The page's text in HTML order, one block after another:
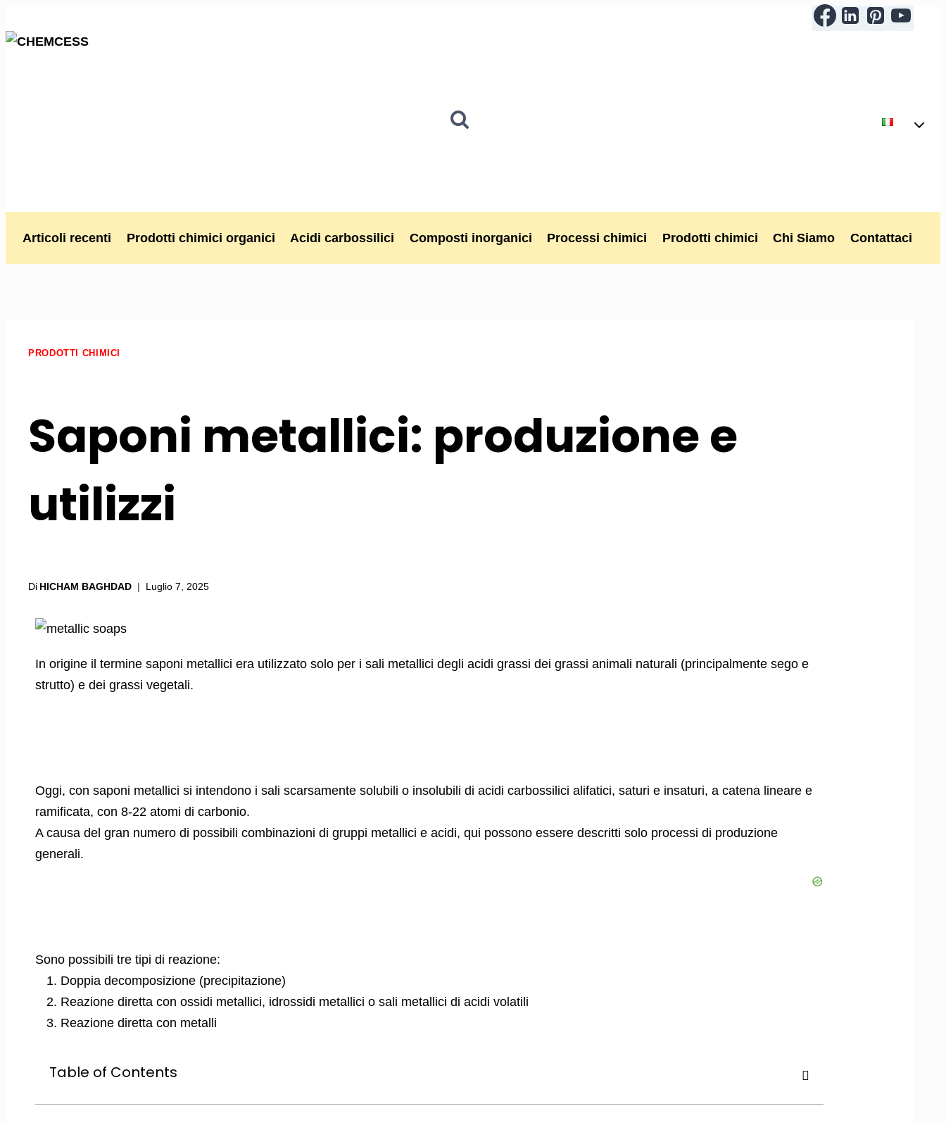
Articoli recenti Prodotti chimici organici Acidi carbossilici Composti inorganici Processi chimici Prodotti chimici Chi Siamo Contattaci
PRODOTTI CHIMICI
Saponi metallici: produzione e
utilizzi
Di HICHAM BAGHDAD Luglio 7, 2025
In origine il termine saponi metallici era utilizzato solo per i sali metallici degli acidi grassi dei grassi animali naturali (principalmente sego e
strutto) e dei grassi vegetali.
Oggi, con saponi metallici si intendono i sali scarsamente solubili o insolubili di acidi carbossilici alifatici, saturi e insaturi, a catena lineare e
ramificata, con 8-22 atomi di carbonio.
A causa del gran numero di possibili combinazioni di gruppi metallici e acidi, qui possono essere descritti solo processi di produzione
generali.
Sono possibili tre tipi di reazione:
Doppia decomposizione (precipitazione)
Reazione diretta con ossidi metallici, idrossidi metallici o sali metallici di acidi volatili
Reazione diretta con metalli
Table of Contents